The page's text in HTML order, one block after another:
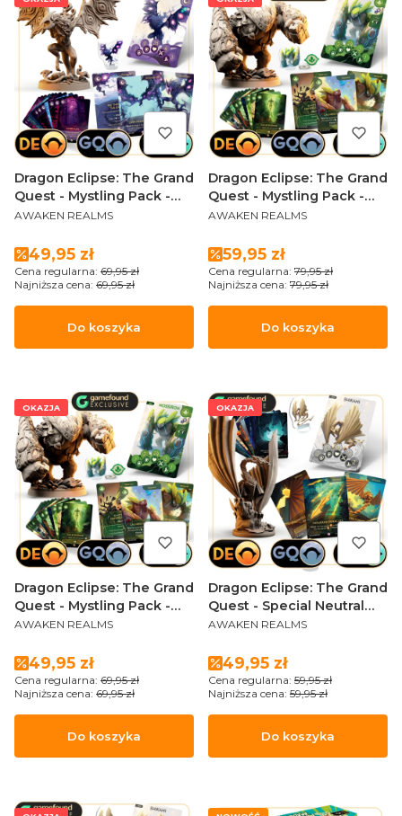
Dragon Eclipse: The Grand
Quest - Mystling Pack -
GLOOMGOR
PRODUCENT
AWAKEN REALMS
Cena promocyjna
49,95 zł
Cena regularna: 69,95 zł
Najniższa cena: 69,95 zł
Do koszyka
Dragon Eclipse: The Grand
Quest - Mystling Pack -
Mossiron (Sundrop
PRODUCENT
AWAKEN REALMS
Cena promocyjna
59,95 zł
Cena regularna: 79,95 zł
Najniższa cena: 79,95 zł
Do koszyka
OKAZJA
Dragon Eclipse: The Grand
Quest - Mystling Pack -
Mossiron
PRODUCENT
AWAKEN REALMS
Cena promocyjna
49,95 zł
Cena regularna: 69,95 zł
Najniższa cena: 69,95 zł
Do koszyka
OKAZJA
Dragon Eclipse: The Grand
Quest - Special Neutral
Mystling: Shikami!
PRODUCENT
AWAKEN REALMS
Cena promocyjna
49,95 zł
Cena regularna: 59,95 zł
Najniższa cena: 59,95 zł
Do koszyka